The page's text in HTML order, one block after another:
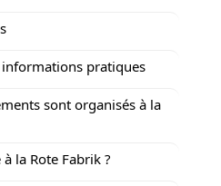
pratiques
sont organisés à la
la Rote Fabrik ?